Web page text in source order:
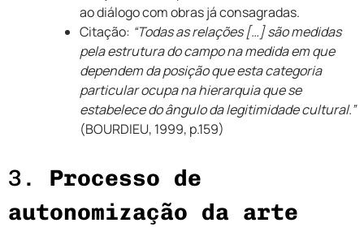
ao diálogo com obras já consagradas.
Citação: “Todas as relações […] são medidas
pela estrutura do campo na medida em que
dependem da posição que esta categoria
particular ocupa na hierarquia que se
estabelece do ângulo da legitimidade cultural.”
(BOURDIEU, 1999, p.159)
3. Processo de
autonomização da arte